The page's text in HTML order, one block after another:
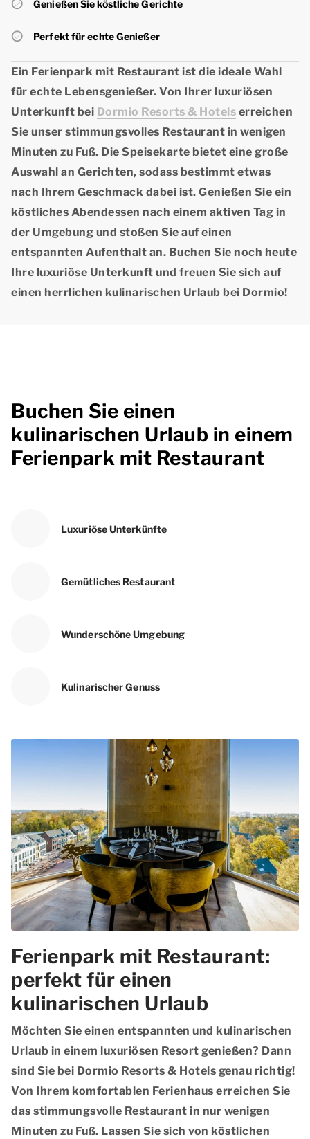
Genießen Sie köstliche Gerichte
Perfekt für echte Genießer
Ein Ferienpark mit Restaurant ist die ideale Wahl
für echte Lebensgenießer. Von Ihrer luxuriösen
Unterkunft bei Dormio Resorts & Hotels erreichen
Sie unser stimmungsvolles Restaurant in wenigen
Minuten zu Fuß. Die Speisekarte bietet eine große
Auswahl an Gerichten, sodass bestimmt etwas
nach Ihrem Geschmack dabei ist. Genießen Sie ein
köstliches Abendessen nach einem aktiven Tag in
der Umgebung und stoßen Sie auf einen
entspannten Aufenthalt an. Buchen Sie noch heute
Ihre luxuriöse Unterkunft und freuen Sie sich auf
einen herrlichen kulinarischen Urlaub bei Dormio!
Buchen Sie einen
kulinarischen Urlaub in einem
Ferienpark mit Restaurant
Luxuriöse Unterkünfte
Gemütliches Restaurant
Wunderschöne Umgebung
Kulinarischer Genuss
Ferienpark mit Restaurant:
perfekt für einen
kulinarischen Urlaub
Möchten Sie einen entspannten und kulinarischen
Urlaub in einem luxuriösen Resort genießen? Dann
sind Sie bei Dormio Resorts & Hotels genau richtig!
Von Ihrem komfortablen Ferienhaus erreichen Sie
das stimmungsvolle Restaurant in nur wenigen
Minuten zu Fuß. Lassen Sie sich von köstlichen